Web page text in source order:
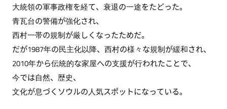
大統領の軍事政権を経て、衰退の一途をたどった。
青瓦台の警備が強化され、
西村一帯の規制が厳しくなったためだ。
だが1987年の民主化以降、西村の様々な規制が緩和され、
2010年から伝統的な家屋への支援が行われたことで、
今では自然、歴史、
文化が息づくソウルの人気スポットになっている。